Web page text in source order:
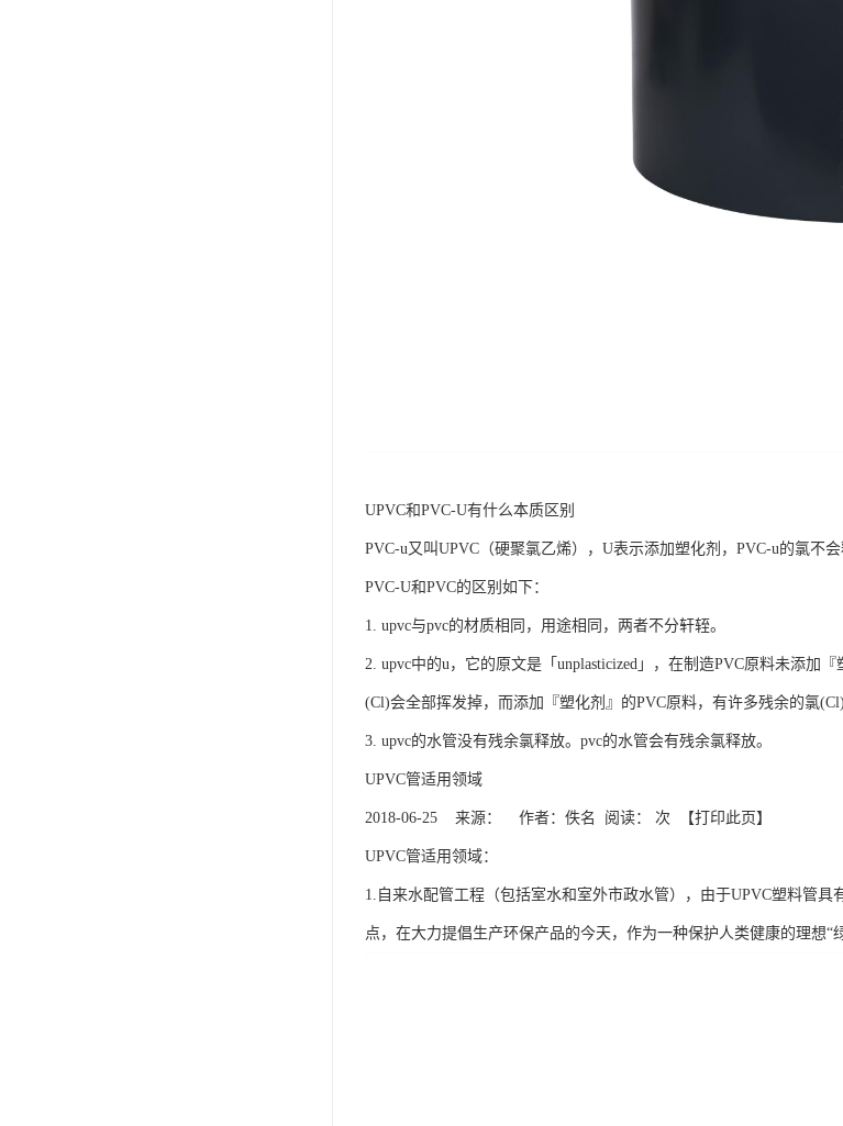
UPVC和PVC-U有什么本质区别
PVC-u又叫UPVC（硬聚氯乙烯），U表示添加塑化剂，PVC-u的氯不
PVC-U和PVC的区别如下：
1. upvc与pvc的材质相同，用途相同，两者不分轩轾。
2. upvc中的u，它的原文是「unplasticized」，在制造PVC原料未添加
(Cl)会全部挥发掉，而添加『塑化剂』的PVC原料，有许多残余的氯(Cl)
3. upvc的水管没有残余氯释放。pvc的水管会有残余氯释放。
UPVC管适用领域
2018-06-25 来源： 作者：佚名 阅读： 次 【打印此页】
UPVC管适用领域：
1.自来水配管工程（包括室水和室外市政水管），由于UPVC塑料管
点，在大力提倡生产环保产品的今天，作为一种保护人类健康的理想“